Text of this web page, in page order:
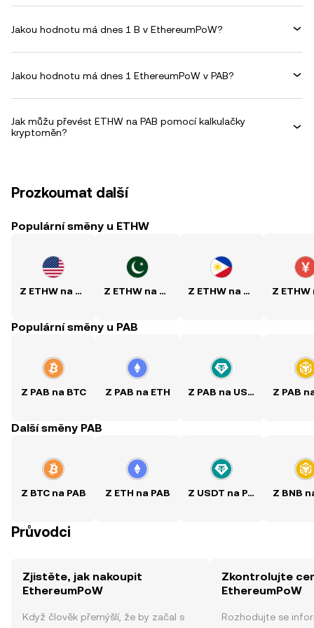
Jakou hodnotu má dnes 1 B v EthereumPoW?
Jakou hodnotu má dnes 1 EthereumPoW v PAB?
Jak můžu převést ETHW na PAB pomocí kalkulačky
kryptoměn?
Prozkoumat další
Populární směny u ETHW
Z ETHW na USD Z ETHW na PKR Z ETHW na PHP
Populární směny u PAB
Z PAB na BTC Z PAB na ETH Z PAB na USDT Z PAB
Další směny PAB
Z BTC na PAB Z ETH na PAB Z USDT na PAB Z BNB
Průvodci
Zjistěte, jak nakoupit
EthereumPoW
Když člověk přemýšlí, že by začal s
Zkontrolujte
EthereumPoW
Rozhodujte se